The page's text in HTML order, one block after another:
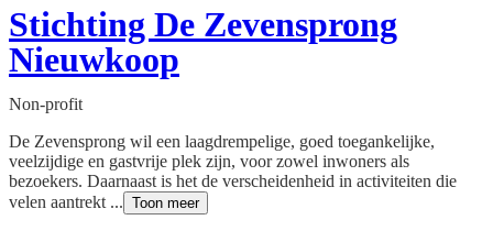
Stichting De Zevensprong
Nieuwkoop
Non-profit
De Zevensprong wil een laagdrempelige, goed toegankelijke,
veelzijdige en gastvrije plek zijn, voor zowel inwoners als
bezoekers. Daarnaast is het de verscheidenheid in activiteiten die
velen aantrekt ... Toon meer